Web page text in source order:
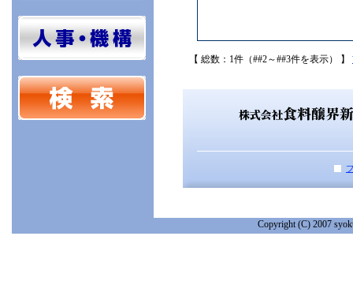
【 総数：1件（##2～##3件を表示） 】
Copyright (C) 2007